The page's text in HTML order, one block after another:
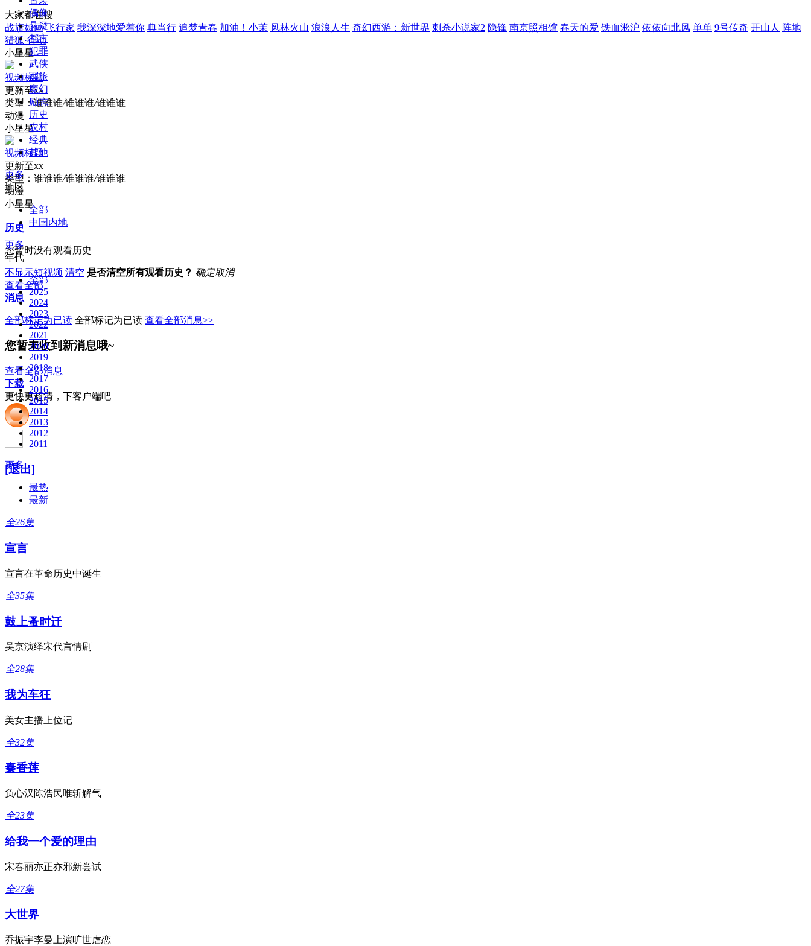
大家都在搜
战旗如画 飞行家 我深深地爱着你 典当行 追梦青春 加油！小茉 风林火山 浪浪人生 奇幻西游：新世界 刺杀小说家2 隐锋 南京照相馆 春天的爱 铁血淞沪 依依向北风 单单 9号传奇 开山人 阵地
猎狐·行动
小星星
视频标题
更新至xx
类型：谁谁谁/谁谁谁/谁谁谁
动漫
小星星
视频标题
更新至xx
类型： 谁谁谁/谁谁谁/谁谁谁
动漫
小星星
历史
您暂时没有观看历史
不显示短视频 清空 是否清空所有观看历史？ 确定取消
查看全部
消息
全部标记为已读 全部标记为已读 查看全部消息>>
您暂未收到新消息哦~
查看全部消息
下载
更快更超清，下客户端吧
[退出]
偶像
悬疑
都市
犯罪
武侠
军旅
魔幻
励志
历史
农村
经典
其他
更多
地区
全部
中国内地
更多
年代
全部
2025
2024
2023
2022
2021
2020
2019
2018
2017
2016
2015
2014
2013
2012
2011
更多
最热
最新
全26集
宣言
宣言在革命历史中诞生
全35集
鼓上蚤时迁
吴京演绎宋代言情剧
全28集
我为车狂
美女主播上位记
全32集
秦香莲
负心汉陈浩民唯斩解气
全23集
给我一个爱的理由
宋春丽亦正亦邪新尝试
全27集
大世界
乔振宇李曼上演旷世虐恋